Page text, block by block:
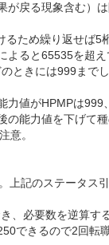
が戻る現象含む）
ため繰り返せば5
ると65535を超え
ときには999まで
値がHPMPは
能力値を下げて
意。
記のステータス
必要数を逆算す
できるので2回転